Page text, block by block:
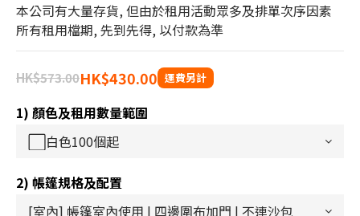
本公司有大量存貨, 但由於租用活動眾多及排單次序因素
所有租用檔期, 先到先得, 以付款為準
HK$573.00HK$430.00
1) 顏色及租用數量範圍
2) 帳篷規格及配置